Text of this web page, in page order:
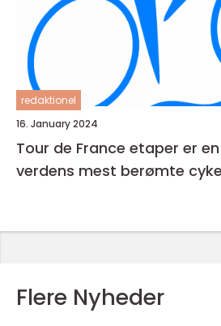
redaktionel
16. January 2024
Tour de France etaper er
verdens mest berømte
Flere Nyheder